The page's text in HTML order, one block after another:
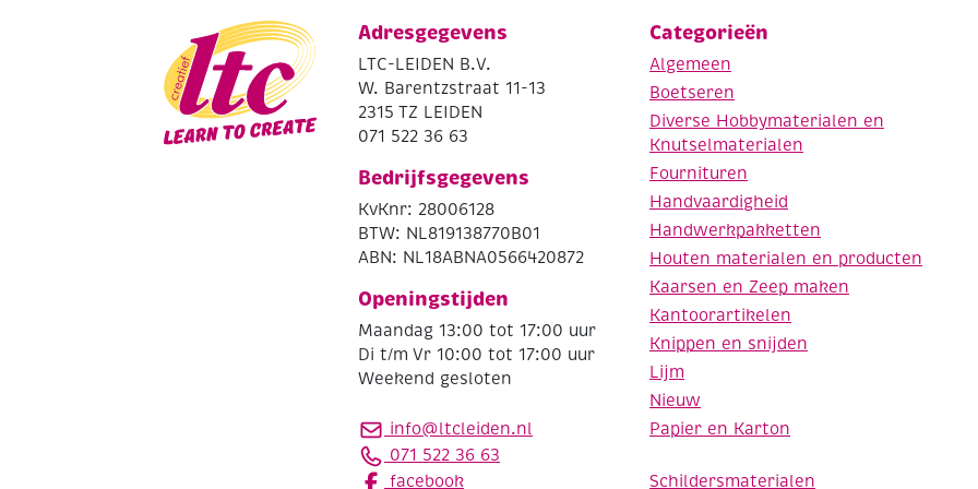
Adresgegevens
LTC-LEIDEN B.V.
W. Barentzstraat 11-13
2315 TZ LEIDEN
071 522 36 63
Bedrijfsgegevens
KvKnr: 28006128
BTW: NL819138770B01
ABN: NL18ABNA0566420872
Openingstijden
Maandag 13:00 tot 17:00 uur
Di t/m Vr 10:00 tot 17:00 uur
Weekend gesloten
info@ltcleiden.nl
071 522 36 63
facebook
Categorieën
Algemeen
Boetseren
Diverse Hobbymaterialen en
Knutselmaterialen
Fournituren
Handvaardigheid
Handwerkpakketten
Houten materialen en producten
Kaarsen en Zeep maken
Kantoorartikelen
Knippen en snijden
Lijm
Nieuw
Papier en Karton
Schildersmaterialen